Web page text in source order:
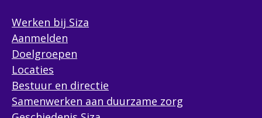
Werken bij Siza
Aanmelden
Doelgroepen
Locaties
Bestuur en directie
Samenwerken aan duurzame zorg